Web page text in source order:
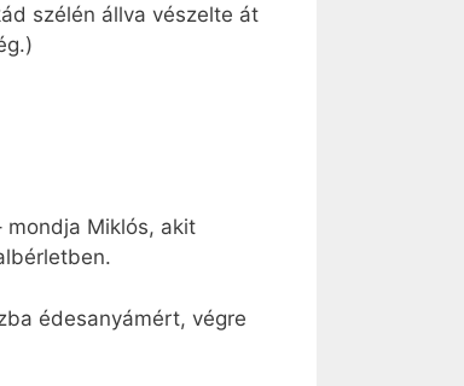
szélén állva vészelte át
mondja Miklós, akit
édesanyámért, végre